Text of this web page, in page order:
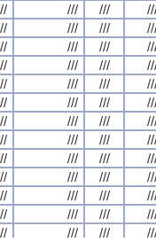
/// ///
/// ///
/// ///
/// ///
/// ///
/// ///
/// ///
/// ///
/// ///
/// ///
/// ///
/// ///
/// ///
/// ///
/// ///
/// ///
/// ///
/// ///
/// ///
/// ///
/// ///
/// ///
/// ///
/// ///
/// ///
/// ///
/// ///
/// ///
/// ///
/// ///
/// ///
/// ///
/// ///
/// ///
/// ///
/// ///
/// ///
/// ///
/// ///
/// ///
/// ///
/// ///
/// ///
/// ///
/// ///
/// ///
/// ///
/// ///
/// ///
/// ///
/// ///
/// ///